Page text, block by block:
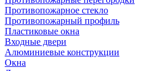
Противопожарное стекло
Противопожарный профиль
Пластиковые окна
Входные двери
Алюминиевые конструкции
Окна